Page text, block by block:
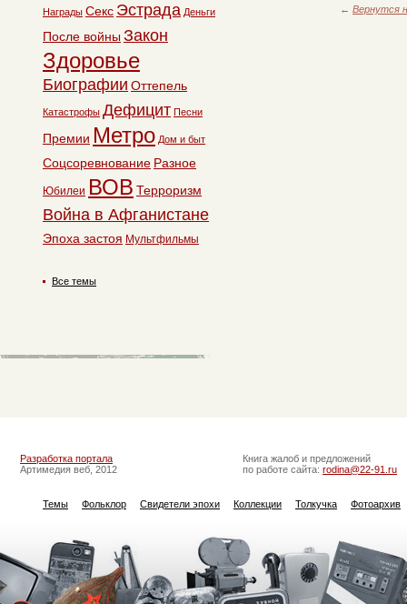
← Вернутся
Награды Секс Эстрада Деньги
После войны Закон
Здоровье
Биографии Оттепель
Катастрофы Дефицит Песни
Премии Метро Дом и быт
Соцсоревнование Разное
Юбилеи ВОВ Терроризм
Война в Афганистане
Эпоха застоя Мультфильмы
Все темы
Разработка портала
Артимедия веб, 2012
Книга жалоб и предложений
по работе сайта: rodina@22-91.ru
Темы Фольклор Свидетели эпохи Коллекции Толкучка Фотоархив